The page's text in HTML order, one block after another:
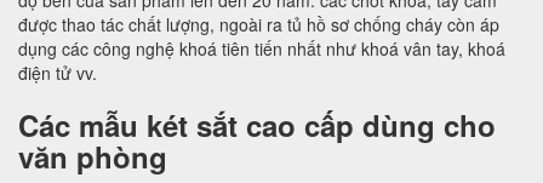
được thao tác chất lượng, ngoài ra tủ hồ sơ chống cháy còn áp
dụng các công nghệ khoá tiên tiến nhất như khoá vân tay, khoá
điện tử vv.
Các mẫu két sắt cao cấp dùng cho
văn phòng